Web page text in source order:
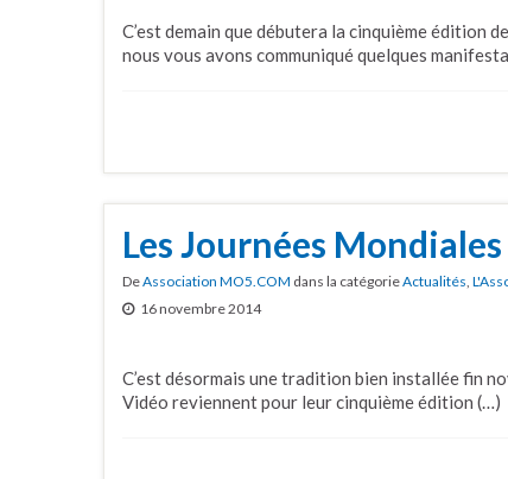
C’est demain que débutera la cinquième édition
nous vous avons communiqué quelques
Les Journées
DeAssociation MO5.COM dans la catégorieActualités
16 novembre 2014
C’est désormais une tradition bien installée fin
Vidéo reviennent pour leur cinquième édition (…)